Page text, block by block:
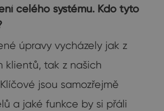
celého systému. Kdo tyto
úpravy vycházely jak z
klientů, tak z našich
jsou samozřejmě
a jaké funkce by si přáli